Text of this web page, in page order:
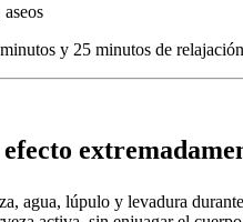
y 25 minutos de relajación
agua, lúpulo y levadura